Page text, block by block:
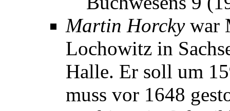
Martin Horckywar
Lochowitz in
Halle. Er soll um
muss vor 1648